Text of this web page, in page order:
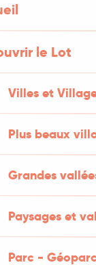
le Lot
Villes et
Plus beaux
Grandes
Paysages et
Parc -